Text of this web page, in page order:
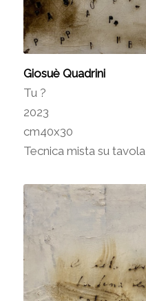
Giosuè Quadrini
Tu ?
2023
cm40x30
Tecnica mista su tavola